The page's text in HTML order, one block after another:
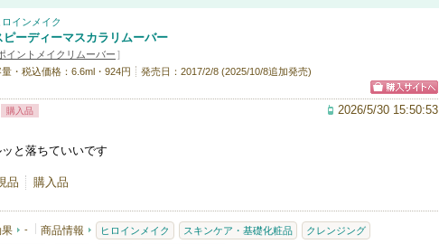
ロインメイク
ピーディーマスカラリムーバー
イントメイクリムーバー ]
量・税込価格：6.6ml・924円
発売日：2017/2/8 (2025/10/8追加発売)
購入品 2026/5/30 15:50:53
と落ちていいです
品 購入品
- 商品情報 ヒロインメイク スキンケア・基礎化粧品 クレンジング